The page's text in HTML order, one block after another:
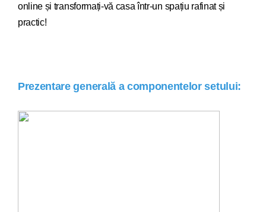
online și transformați-vă casa într-un spațiu rafinat și
practic!
Prezentare generală a componentelor setului: